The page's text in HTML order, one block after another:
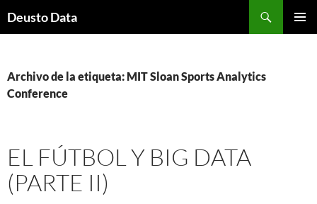
Deusto Data
Archivo de la etiqueta: MIT Sloan Sports Analytics
Conference
EL FÚTBOL Y BIG DATA
(PARTE II)